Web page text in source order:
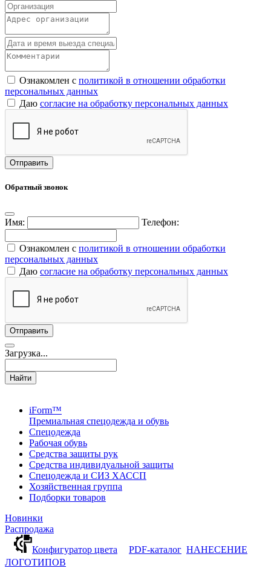
Ознакомлен с политикой в отношении обработки
персональных данных
Даю согласие на обработку персональных данных
Обратный звонок
Имя: Телефон:
Ознакомлен с политикой в отношении обработки
персональных данных
Даю согласие на обработку персональных данных
Загрузка...
Найти
iForm™
Премиальная спецодежда и обувь
Спецодежда
Рабочая обувь
Средства защиты рук
Средства индивидуальной защиты
Спецодежда и СИЗ ХАССП
Хозяйственная группа
Подборки товаров
Новинки
Распродажа
Конфигуратор цвета
PDF-каталог НАНЕСЕНИЕ
ЛОГОТИПОВ